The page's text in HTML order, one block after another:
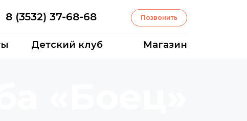
8 (3532) 37-68-68 Позвонить
Детский клуб Магазин